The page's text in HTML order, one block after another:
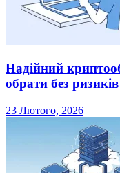
Надійний
обрати без ризиків
23 Лютого, 2026